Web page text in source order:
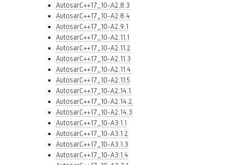
AutosarC++17_10-A2.8.3
AutosarC++17_10-A2.8.4
AutosarC++17_10-A2.9.1
AutosarC++17_10-A2.11.1
AutosarC++17_10-A2.11.2
AutosarC++17_10-A2.11.3
AutosarC++17_10-A2.11.4
AutosarC++17_10-A2.11.5
AutosarC++17_10-A2.14.1
AutosarC++17_10-A2.14.2
AutosarC++17_10-A2.14.3
AutosarC++17_10-A3.1.1
AutosarC++17_10-A3.1.2
AutosarC++17_10-A3.1.3
AutosarC++17_10-A3.1.4